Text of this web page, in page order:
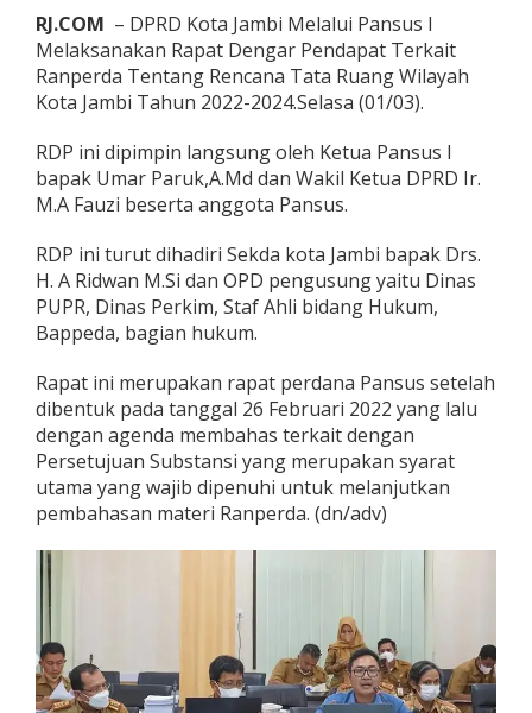
r
k
a
i
n
p
e
d
a
R
e
n
a
n
a
T
a
t
R
u
a
RJ.COM – DPRD Kota Jambi Melalui Pansus l
Melaksanakan Rapat Dengar Pendapat Terkait
Ranperda Tentang Rencana Tata Ruang Wilayah
Kota Jambi Tahun 2022-2024.Selasa (01/03).
RDP ini dipimpin langsung oleh Ketua Pansus l
bapak Umar Paruk,A.Md dan Wakil Ketua DPRD Ir.
M.A Fauzi beserta anggota Pansus.
RDP ini turut dihadiri Sekda kota Jambi bapak Drs.
H. A Ridwan M.Si dan OPD pengusung yaitu Dinas
PUPR, Dinas Perkim, Staf Ahli bidang Hukum,
Bappeda, bagian hukum.
Rapat ini merupakan rapat perdana Pansus setelah
dibentuk pada tanggal 26 Februari 2022 yang lalu
dengan agenda membahas terkait dengan
Persetujuan Substansi yang merupakan syarat
utama yang wajib dipenuhi untuk melanjutkan
pembahasan materi Ranperda. (dn/adv)